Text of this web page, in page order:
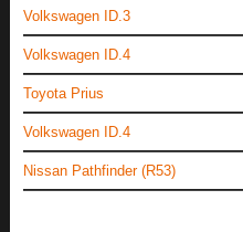
Volkswagen ID.3
Volkswagen ID.4
Toyota Prius
Volkswagen ID.4
Nissan Pathfinder (R53)